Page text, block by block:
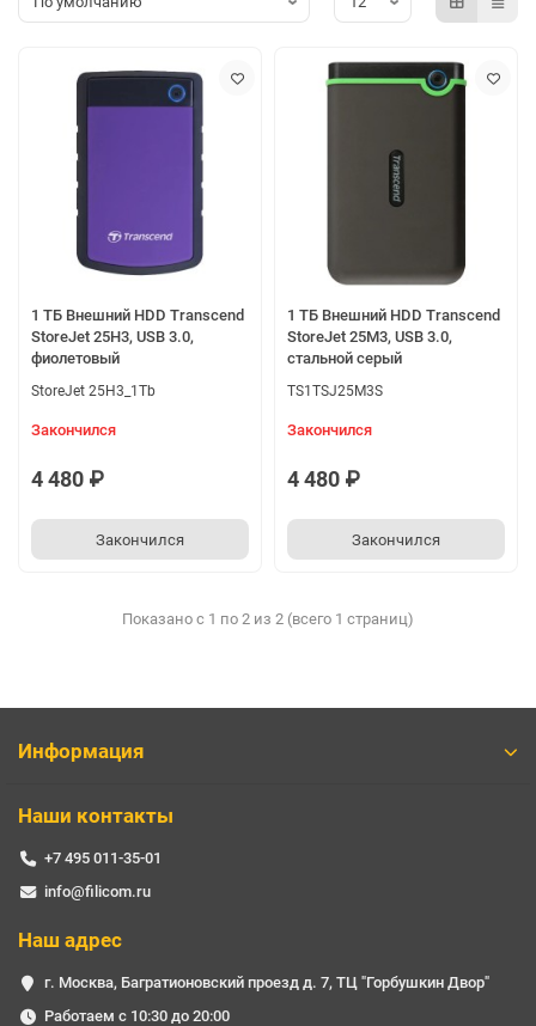
высокотехнологичному стилю жизни. Transcend предлагает
1 ТБ Внешний HDD Transcend
StoreJet 25H3, USB 3.0,
фиолетовый
StoreJet 25H3_1Tb
Закончился
4 480 ₽
Закончился
1 ТБ Внешний HDD Transcend
StoreJet 25M3, USB 3.0,
стальной серый
TS1TSJ25M3S
Закончился
4 480 ₽
Закончился
Показано с 1 по 2 из 2 (всего 1 страниц)
Информация
Наши контакты
+7 495 011-35-01
info@filicom.ru
Наш адрес
г. Москва, Багратионовский проезд д. 7, ТЦ "Горбушкин Двор"
Работаем с 10:30 до 20:00